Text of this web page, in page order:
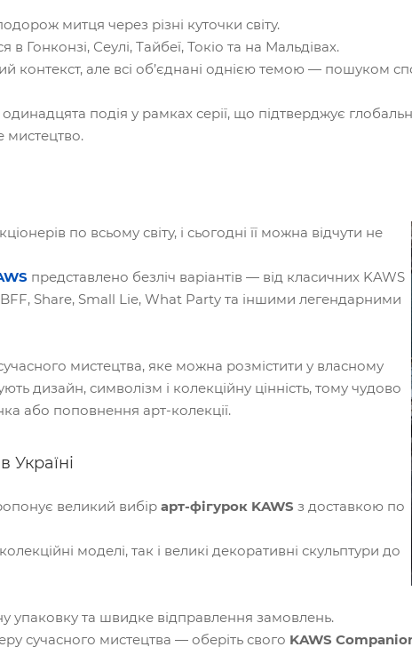
митця через різні куточки світу.
в Гонконзі, Сеулі, Тайбеї, Токіо та на Мальдівах.
контекст, але всі об’єднані однією темою — пошуком
подія у рамках серії, що підтверджує
мистецтво.
по всьому світу, і сьогодні її можна відчути не
представлено безліч варіантів — від класичних KAWS
Share, Small Lie, What Party та іншими легендарними
мистецтва, яке можна розмістити у власному
дизайн, символізм і колекційну цінність, тому чудово
або поповнення арт-колекції.
Україні
великий вибір арт-фігурок KAWS з доставкою по
моделі, так і великі декоративні скульптури до
упаковку та швидке відправлення замовлень.
сучасного мистецтва — оберіть свого KAWS